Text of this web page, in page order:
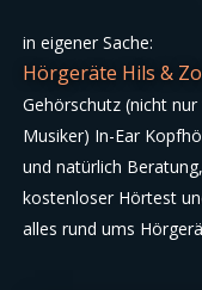
in eigener Sache:
Hörgeräte Hils &
Gehörschutz (nicht
Musiker) In-Ear
und natürlich Beratung,
kostenloser Hörtest
alles rund ums